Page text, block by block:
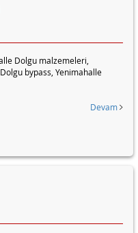
Dolgu malzemeleri,
bypass, Yenimahalle
Devam